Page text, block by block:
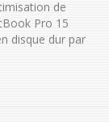
de
Pro 15
disque dur par